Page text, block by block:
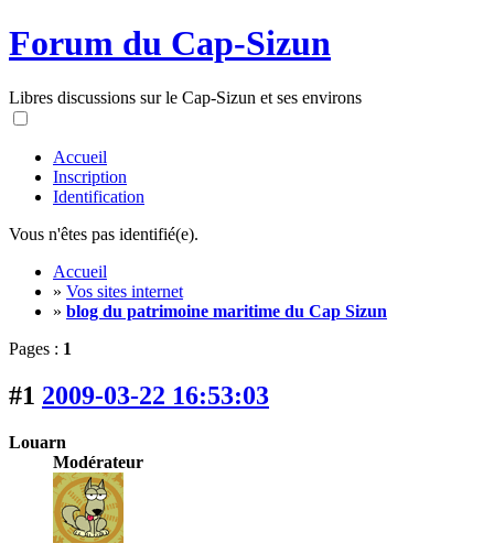
Forum du Cap-Sizun
Libres discussions sur le Cap-Sizun et ses environs
Accueil
Inscription
Identification
Vous n'êtes pas identifié(e).
Accueil
» Vos sites internet
» blog du patrimoine maritime du Cap Sizun
Pages : 1
#1 2009-03-22 16:53:03
Louarn
Modérateur